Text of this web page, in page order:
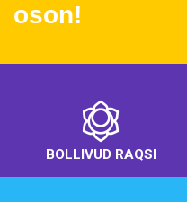
oson!
BOLLIVUD RAQSI